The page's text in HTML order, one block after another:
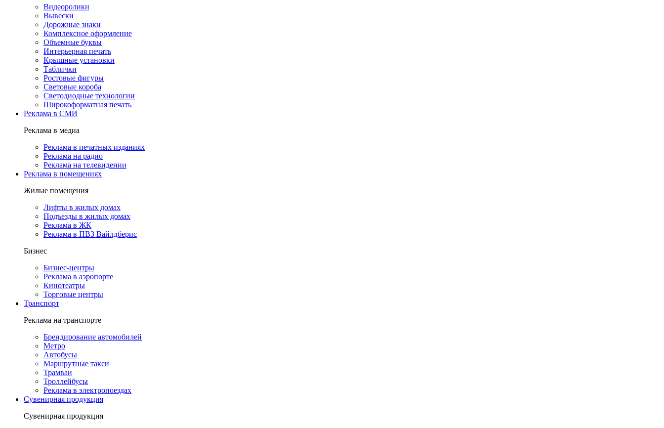
Видеоролики
Вывески
Дорожные знаки
Комплексное оформление
Объемные буквы
Интерьерная печать
Крышные установки
Таблички
Ростовые фигуры
Световые короба
Светодиодные технологии
Широкоформатная печать
Реклама в СМИ
Реклама в медиа
Реклама в печатных изданиях
Реклама на радио
Реклама на телевидении
Реклама в помещениях
Жилые помещения
Лифты в жилых домах
Подъезды в жилых домах
Реклама в ЖК
Реклама в ПВЗ Вайлдберис
Бизнес
Бизнес-центры
Реклама в аэропорте
Кинотеатры
Торговые центры
Транспорт
Реклама на транспорте
Брендирование автомобилей
Метро
Автобусы
Маршрутные такси
Трамваи
Троллейбусы
Реклама в электропоездах
Сувенирная продукция
Сувенирная продукция